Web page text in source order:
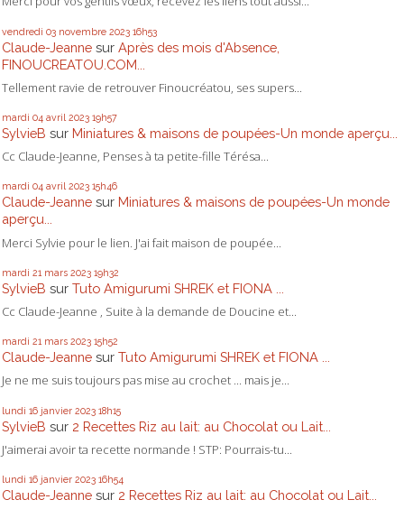
vendredi 03 novembre 2023 16h53
Claude-Jeanne sur Après des mois d'Absence,
FINOUCREATOU.COM...
Tellement ravie de retrouver Finoucréatou, ses supers...
mardi 04 avril 2023 19h57
SylvieB sur Miniatures & maisons de poupées-Un monde aperçu...
Cc Claude-Jeanne, Penses à ta petite-fille Térésa...
mardi 04 avril 2023 15h46
Claude-Jeanne sur Miniatures & maisons de poupées-Un monde
aperçu...
Merci Sylvie pour le lien. J'ai fait maison de poupée...
mardi 21 mars 2023 19h32
SylvieB sur Tuto Amigurumi SHREK et FIONA ...
Cc Claude-Jeanne , Suite à la demande de Doucine et...
mardi 21 mars 2023 15h52
Claude-Jeanne sur Tuto Amigurumi SHREK et FIONA ...
Je ne me suis toujours pas mise au crochet ... mais je...
lundi 16 janvier 2023 18h15
SylvieB sur 2 Recettes Riz au lait: au Chocolat ou Lait...
J'aimerai avoir ta recette normande ! STP: Pourrais-tu...
lundi 16 janvier 2023 16h54
Claude-Jeanne sur 2 Recettes Riz au lait: au Chocolat ou Lait...